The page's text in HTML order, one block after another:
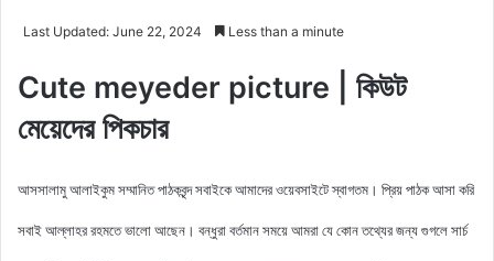
Last Updated: June 22, 2024 Less than a minute
Cute meyeder picture | কিউট
মেয়েদের পিকচার
আসসালামু আলাইকুম সম্মানিত পাঠকবৃন্দ সবাইকে আমাদের ওয়েবসাইটে স্বাগতম। প্রিয় পাঠক আসা করি
সবাই আল্লাহর রহমতে ভালো আছেন। বন্ধুরা বর্তমান সময়ে আমরা যে কোন তথ্যের জন্য গুগলে সার্চ